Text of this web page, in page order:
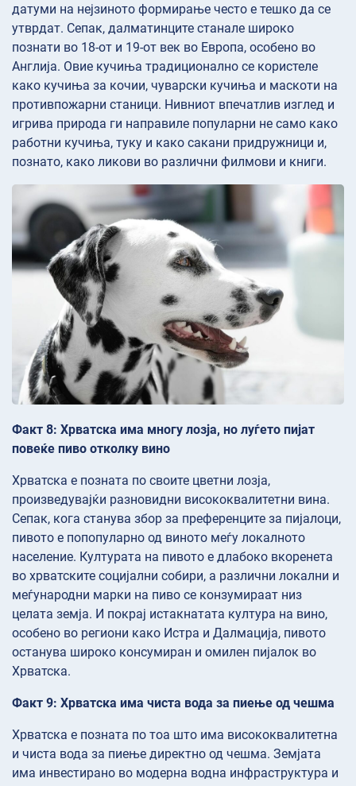
датуми на нејзиното формирање често е тешко да се
утврдат. Сепак, далматинците станале широко
познати во 18-от и 19-от век во Европа, особено во
Англија. Овие кучиња традиционално се користеле
како кучиња за кочии, чуварски кучиња и маскоти на
противпожарни станици. Нивниот впечатлив изглед и
игрива природа ги направиле популарни не само како
работни кучиња, туку и како сакани придружници и,
познато, како ликови во различни филмови и книги.
Факт 8: Хрватска има многу лозја, но луѓето пијат
повеќе пиво отколку вино
Хрватска е позната по своите цветни лозја,
произведувајќи разновидни висококвалитетни вина.
Сепак, кога станува збор за преференците за пијалоци,
пивото е попопуларно од виното меѓу локалното
население. Културата на пивото е длабоко вкоренета
во хрватските социјални собири, а различни локални и
меѓународни марки на пиво се конзумираат низ
целата земја. И покрај истакнатата култура на вино,
особено во региони како Истра и Далмација, пивото
останува широко консумиран и омилен пијалок во
Хрватска.
Факт 9: Хрватска има чиста вода за пиење од чешма
Хрватска е позната по тоа што има висококвалитетна
и чиста вода за пиење директно од чешма. Земјата
има инвестирано во модерна водна инфраструктура и